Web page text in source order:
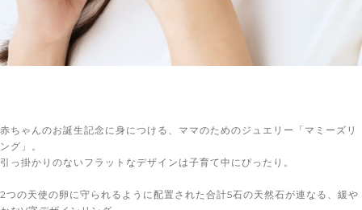
赤ちゃんのお誕生記念に身につける、ママのためのジュエリー「マミーズリ
ング」。
引っ掛かりのないフラットなデザインは子育て中にぴったり。
2つの天使の卵に守られるように配置された合計5石の天然石が連なる、緩や